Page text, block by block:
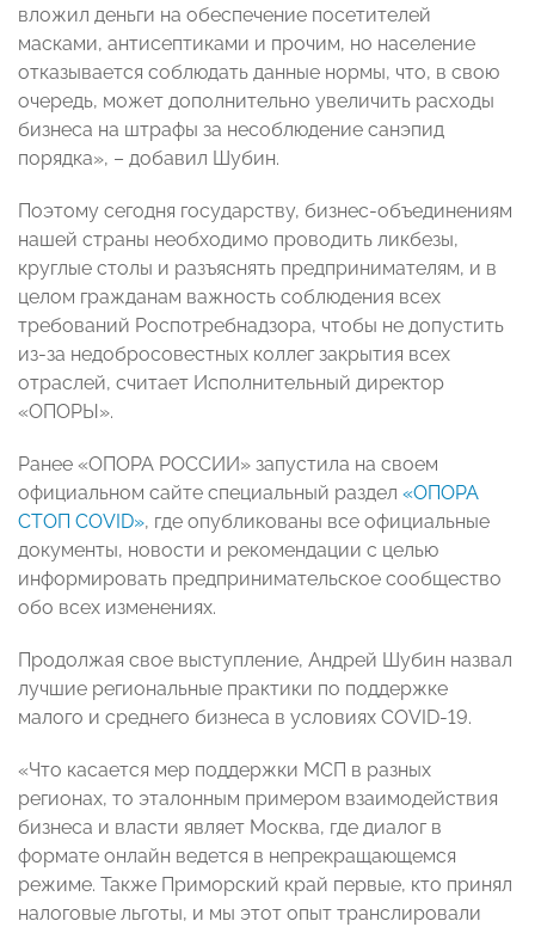
вложил деньги на обеспечение посетителей
масками, антисептиками и прочим, но население
отказывается соблюдать данные нормы, что, в свою
очередь, может дополнительно увеличить расходы
бизнеса на штрафы за несоблюдение санэпид
порядка», – добавил Шубин.
Поэтому сегодня государству, бизнес-объединениям
нашей страны необходимо проводить ликбезы,
круглые столы и разъяснять предпринимателям, и в
целом гражданам важность соблюдения всех
требований Роспотребнадзора, чтобы не допустить
из-за недобросовестных коллег закрытия всех
отраслей, считает Исполнительный директор
«ОПОРЫ».
Ранее «ОПОРА РОССИИ» запустила на своем
официальном сайте специальный раздел «ОПОРА
СТОП COVID», где опубликованы все официальные
документы, новости и рекомендации с целью
информировать предпринимательское сообщество
обо всех изменениях.
Продолжая свое выступление, Андрей Шубин назвал
лучшие региональные практики по поддержке
малого и среднего бизнеса в условиях COVID-19.
«Что касается мер поддержки МСП в разных
регионах, то эталонным примером взаимодействия
бизнеса и власти являет Москва, где диалог в
формате онлайн ведется в непрекращающемся
режиме. Также Приморский край первые, кто принял
налоговые льготы, и мы этот опыт транслировали